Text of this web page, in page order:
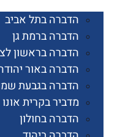
הדברה בתל אביב
הדברה ברמת גן
הדברה בראשון לציון
הדברה באור יהודה
הדברה בגבעת שמואל
מדביר בקרית אונו
הדברה בחולון